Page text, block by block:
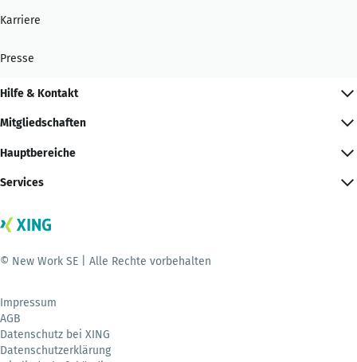
Karriere
Presse
Hilfe & Kontakt
Mitgliedschaften
Hauptbereiche
Services
© New Work SE | Alle Rechte vorbehalten
Impressum
AGB
Datenschutz bei XING
Datenschutzerklärung